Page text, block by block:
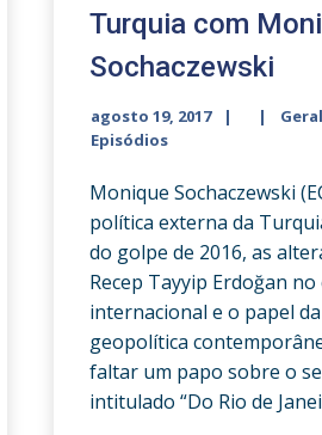
Turquia com
Sochaczewski
agosto 19, 2017
Episódios
Monique Sochaczewski
política externa da
do golpe de 2016, as
Recep Tayyip Erdoğan
internacional e o papel
geopolítica
faltar um papo sobre o
intitulado “Do Rio de